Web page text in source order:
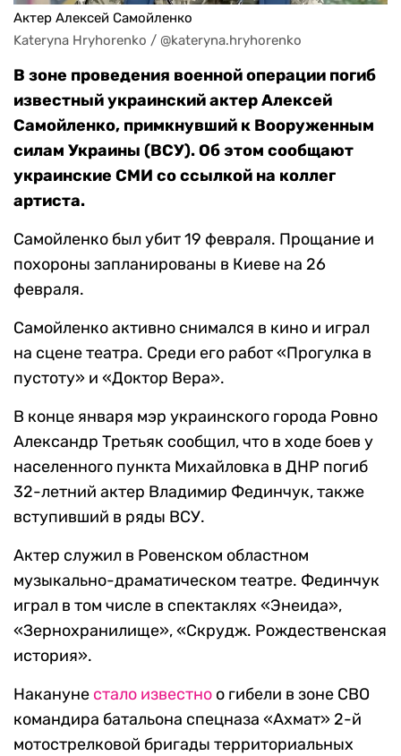
Актер Алексей Самойленко
Kateryna Hryhorenko / @kateryna.hryhorenko
В зоне проведения военной операции погиб
известный украинский актер Алексей
Самойленко, примкнувший к Вооруженным
силам Украины (ВСУ). Об этом сообщают
украинские СМИ со ссылкой на коллег
артиста.
Самойленко был убит 19 февраля. Прощание и
похороны запланированы в Киеве на 26
февраля.
Самойленко активно снимался в кино и играл
на сцене театра. Среди его работ «Прогулка в
пустоту» и «Доктор Вера».
В конце января мэр украинского города Ровно
Александр Третьяк сообщил, что в ходе боев у
населенного пункта Михайловка в ДНР погиб
32-летний актер Владимир Фединчук, также
вступивший в ряды ВСУ.
Актер служил в Ровенском областном
музыкально-драматическом театре. Фединчук
играл в том числе в спектаклях «Энеида»,
«Зернохранилище», «Скрудж. Рождественская
история».
Накануне стало известно о гибели в зоне СВО
командира батальона спецназа «Ахмат» 2-й
мотострелковой бригады территориальных